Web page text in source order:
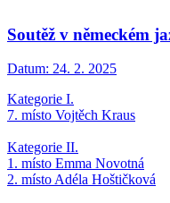
Soutěž v německém
Datum: 24. 2. 2025
Kategorie I.
7. místo Vojtěch Kraus
Kategorie II.
1. místo Emma Novotná
2. místo Adéla Hoštičková